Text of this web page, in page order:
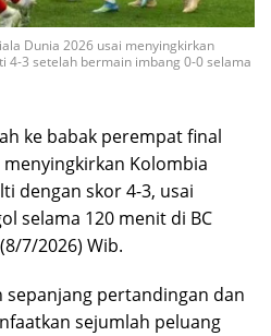
Dunia 2026 usai menyingkirkan
4-3 setelah bermain imbang 0-0 selama
ke babak perempat final
Kolombia
dengan skor 4-3, usai
selama 120 menit di BC
7/2026) Wib.
pertandingan dan
sejumlah peluang